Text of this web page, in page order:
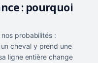
: pourquoi
probabilités :
cheval y prend une
ligne entière change